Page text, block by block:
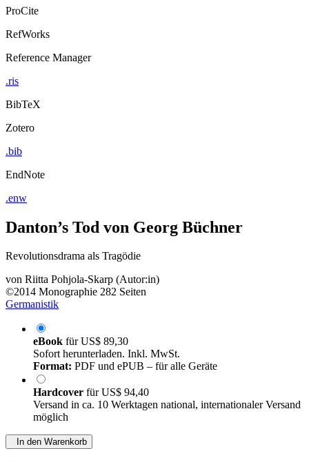
ProCite
RefWorks
Reference Manager
.ris
BibTeX
Zotero
.bib
EndNote
.enw
Danton’s Tod von Georg Büchner
Revolutionsdrama als Tragödie
von Riitta Pohjola-Skarp (Autor:in)
©2014 Monographie 282 Seiten
Germanistik
eBook fürUS$ 89,30
Sofort herunterladen. Inkl. MwSt.
Format: PDF und ePUB – für alle Geräte
Hardcover fürUS$ 94,40
Versand in ca. 10 Werktagen national, internationaler Versand
möglich
In den Warenkorb